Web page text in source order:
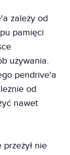
zależy od
pamięci
używania.
pendrive'a
od
nawet
nie